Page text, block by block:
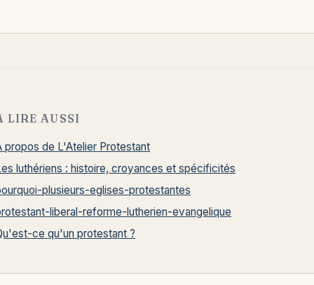
LIRE AUSSI
propos de L'Atelier Protestant
luthériens : histoire, croyances et spécificités
plusieurs-eglises-protestantes
liberal-reforme-lutherien-evangelique
ce qu'un protestant ?